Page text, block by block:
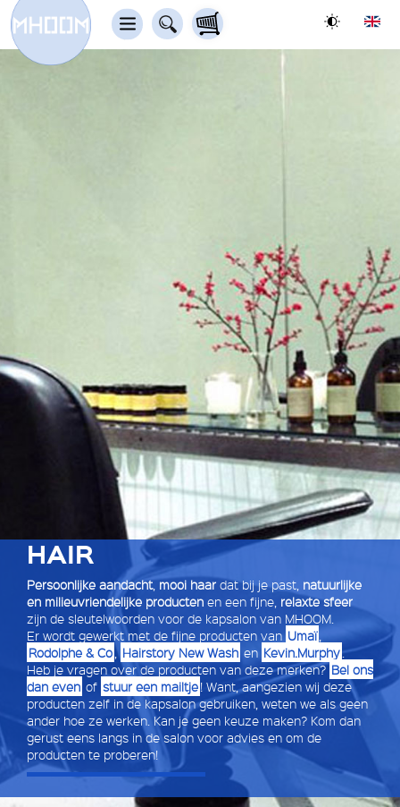
HAIR
Persoonlijke aandacht,mooi haar dat bij je past, natuurlijke
en milieuvriendelijke producten en een fijne, relaxte sfeer
zijn de sleutelwoorden voor de kapsalon van MHOOM.
Er wordt gewerkt met de fijne producten van Umaï
Rodolphe & Co , Hairstory New Wash en Kevin.Murphy.
Heb je vragen over de producten van deze merken?Bel ons
dan even of stuur een mailtje! Want, aangezien wij deze
producten zelf in de kapsalon gebruiken, weten we als geen
ander hoe ze werken. Kan je geen keuze maken? Kom dan
gerust eens langs in de salon voor advies en om de
producten te proberen!